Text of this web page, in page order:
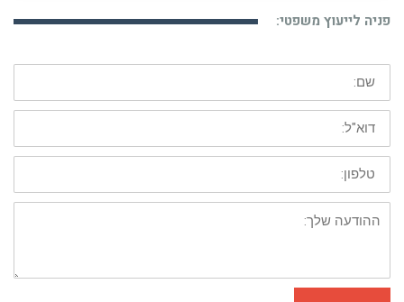
פניה לייעוץ משפטי:
שם:
דוא"ל:
טלפון:
ההודעה
שלך: